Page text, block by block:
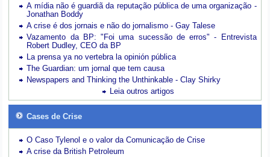
A mídia não é guardiã da reputação pública de uma organização -
Jonathan Boddy
A crise é dos jornais e não do jornalismo - Gay Talese
Vazamento da BP: "Foi uma sucessão de erros" - Entrevista
Robert Dudley, CEO da BP
La prensa ya no vertebra la opinión pública
The Guardian: um jornal que tem causa
Newspapers and Thinking the Unthinkable - Clay Shirky
Leia outros artigos
Cases de Crise
O Caso Tylenol e o valor da Comunicação de Crise
A crise da British Petroleum